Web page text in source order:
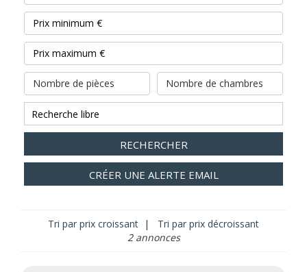
Nombre de pièces Nombre de chambres
RECHERCHER
CRÉER UNE ALERTE EMAIL
Tri par prix croissant |
Tri par prix décroissant
2 annonces